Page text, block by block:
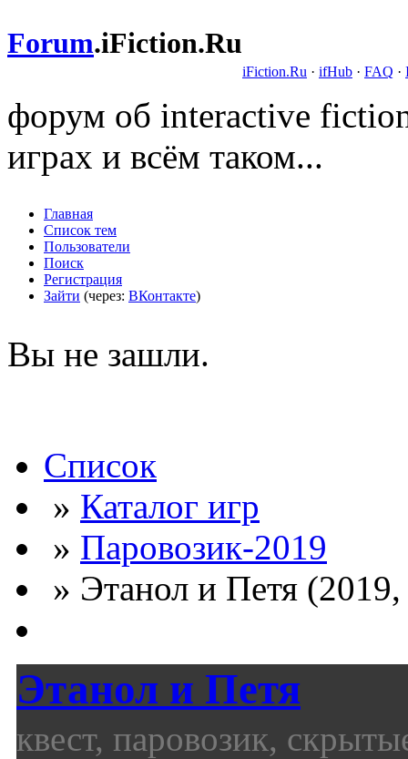
Forum.iFiction.Ru
iFiction.Ru · ifHub · FAQ ·
форум об interactive
играх и всём таком...
Главная
Список тем
Пользователи
Поиск
Регистрация
Зайти (через: ВКонтакте)
Вы не зашли.
Список
» Каталог игр
» Паровозик-2019
» Этанол и Петя
Этанол и Петя
квест, паровозик,